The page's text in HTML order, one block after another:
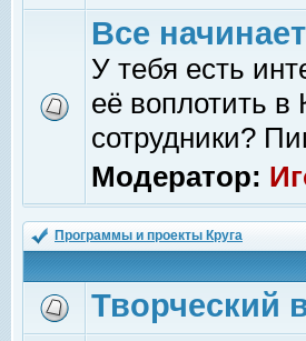
Все
У тебя есть
её воплотить в
сотрудники?
Модератор:
Программы и проекты Круга
Творческий